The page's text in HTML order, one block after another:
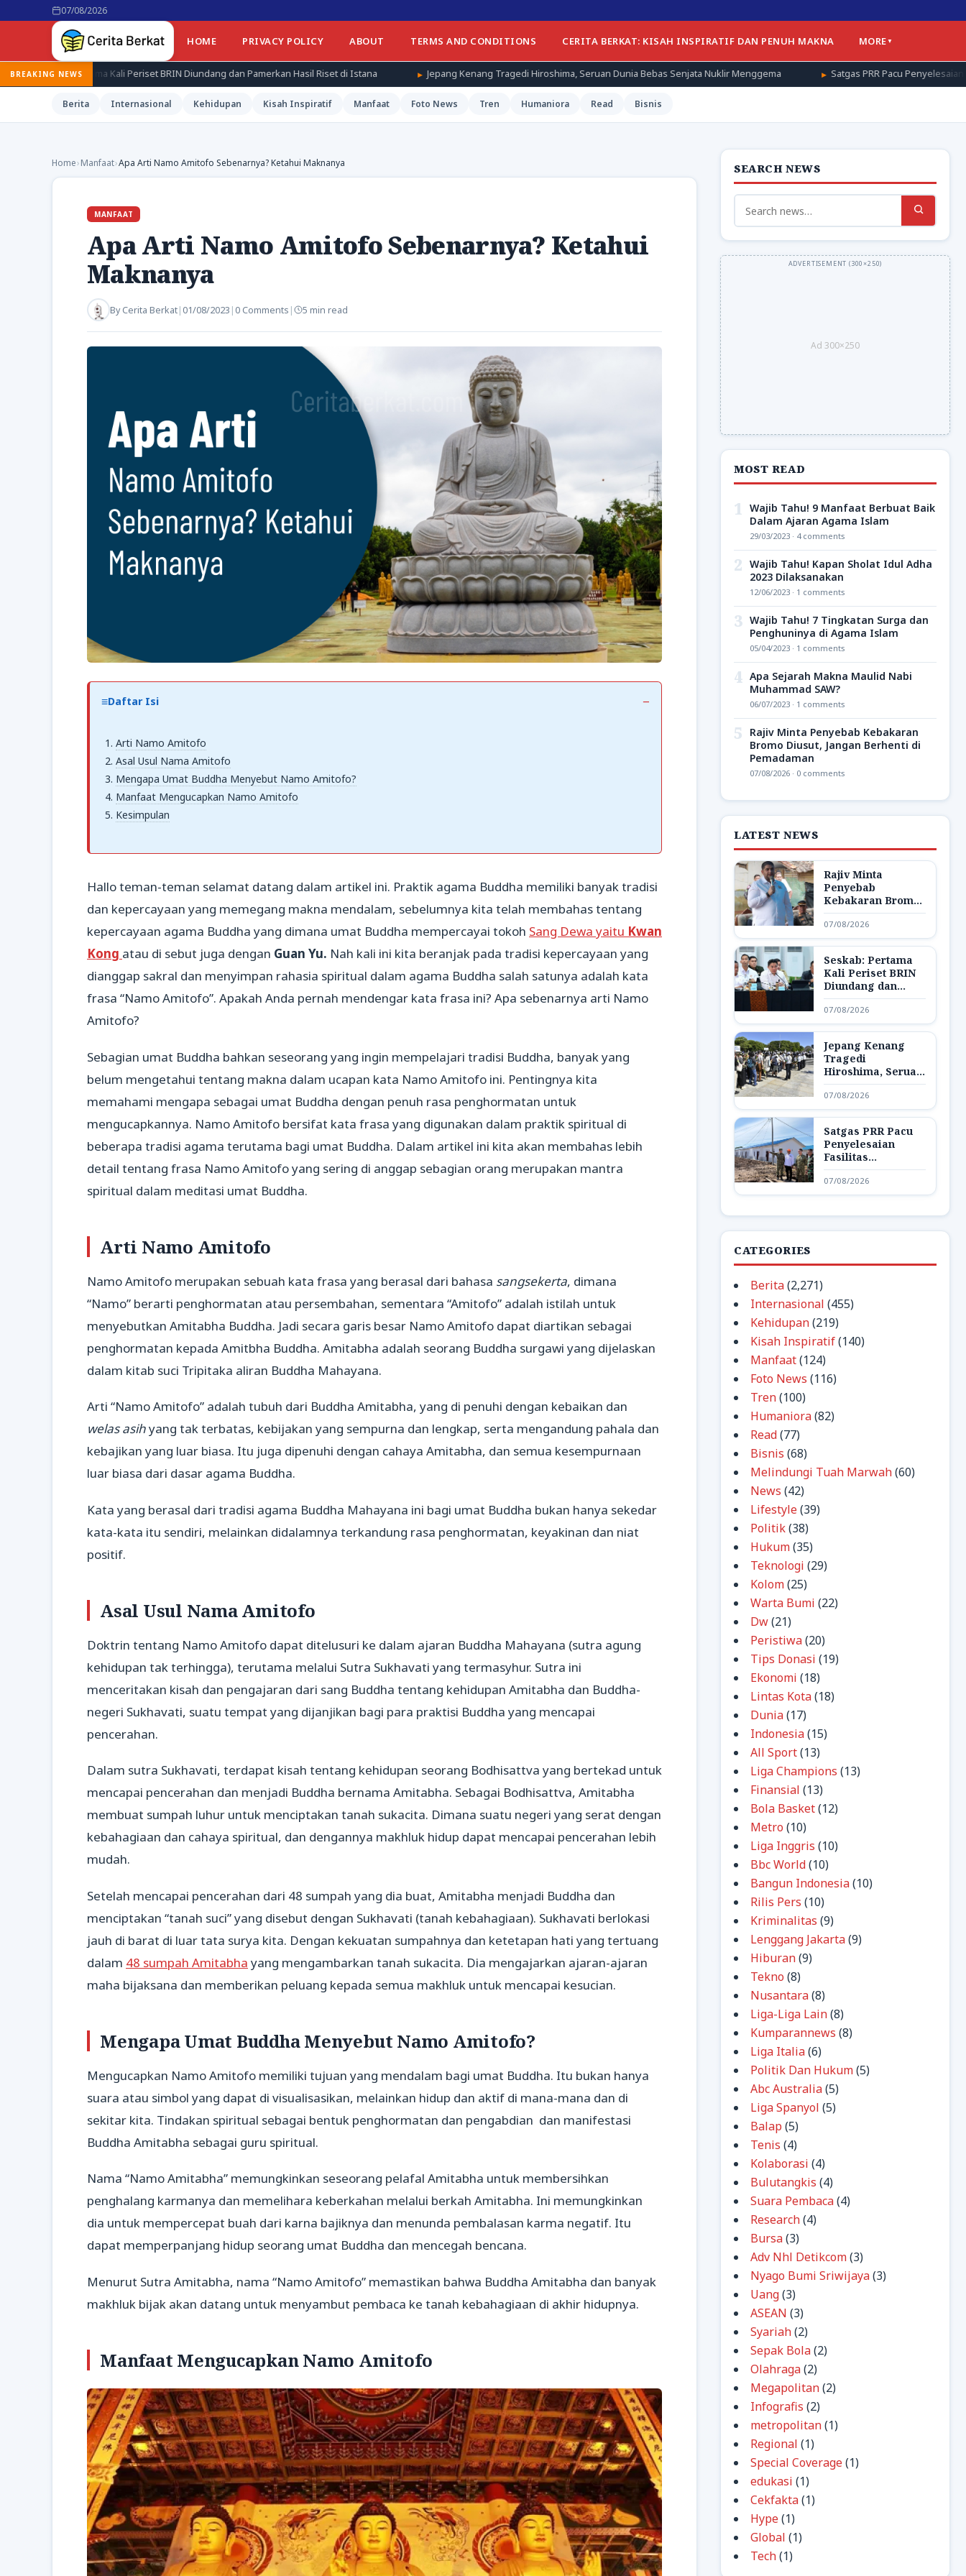
07/08/2026
HOME PRIVACY POLICY ABOUT TERMS AND CONDITIONS CERITA BERKAT: KISAH INSPIRATIF DAN PENUH MAKNA MORE
BREAKING NEWS
Kali Periset BRIN Diundang dan Pamerkan Hasil Riset di Istana Jepang Kenang Tragedi Hiroshima, Seruan Dunia Bebas Senjata Nuklir Menggema Satgas PRR Pacu Penyelesaian Fasilitas Pendukung
Berita Internasional Kehidupan Kisah Inspiratif Manfaat Foto News Tren Humaniora Read Bisnis
Home›Manfaat›Apa Arti Namo Amitofo Sebenarnya? Ketahui Maknanya
MANFAAT
Apa Arti Namo Amitofo Sebenarnya? Ketahui
Maknanya
ByCerita Berkat| 01/08/2023 | 0 Comments | 5 min read
Daftar Isi
Arti Namo Amitofo
Asal Usul Nama Amitofo
Mengapa Umat Buddha Menyebut Namo Amitofo?
Manfaat Mengucapkan Namo Amitofo
Kesimpulan
Hallo teman-teman selamat datang dalam artikel ini. Praktik agama Buddha memiliki banyak tradisi
dan kepercayaan yang memegang makna mendalam, sebelumnya kita telah membahas tentang
kepercayaan agama Buddha yang dimana umat Buddha mempercayai tokoh Sang Dewa yaitu Kwan
Kong atau di sebut juga dengan Guan Yu. Nah kali ini kita beranjak pada tradisi kepercayaan yang
dianggap sakral dan menyimpan rahasia spiritual dalam agama Buddha salah satunya adalah kata
frasa “Namo Amitofo”. Apakah Anda pernah mendengar kata frasa ini? Apa sebenarnya arti Namo
Amitofo?
Sebagian umat Buddha bahkan seseorang yang ingin mempelajari tradisi Buddha, banyak yang
belum mengetahui tentang makna dalam ucapan kata Namo Amitofo ini. Pentingnya kita
memahami mengapa sebagai umat Buddha dengan penuh rasa penghormatan untuk
mengucapkannya. Namo Amitofo bersifat kata frasa yang digunakan dalam praktik spiritual di
beberapa tradisi agama terutama bagi umat Buddha. Dalam artikel ini kita akan membahas lebih
detail tentang frasa Namo Amitofo yang sering di anggap sebagian orang merupakan mantra
spiritual dalam meditasi umat Buddha.
Arti Namo Amitofo
Namo Amitofo merupakan sebuah kata frasa yang berasal dari bahasa sangsekerta, dimana
“Namo” berarti penghormatan atau persembahan, sementara “Amitofo” adalah istilah untuk
menyebutkan Amitabha Buddha. Jadi secara garis besar Namo Amitofo dapat diartikan sebagai
penghormatan kepada Amitbha Buddha. Amitabha adalah seorang Buddha surgawi yang dijelaskan
dalam kitab suci Tripitaka aliran Buddha Mahayana.
Arti “Namo Amitofo” adalah tubuh dari Buddha Amitabha, yang di penuhi dengan kebaikan dan
welas asihyang tak terbatas, kebijakan yang sempurna dan lengkap, serta mengandung pahala dan
kebajikan yang luar biasa. Itu juga dipenuhi dengan cahaya Amitabha, dan semua kesempurnaan
luar biasa dari dasar agama Buddha.
Kata yang berasal dari tradisi agama Buddha Mahayana ini bagi umat Buddha bukan hanya sekedar
kata-kata itu sendiri, melainkan didalamnya terkandung rasa penghormatan, keyakinan dan niat
positif.
Asal Usul Nama Amitofo
Doktrin tentang Namo Amitofo dapat ditelusuri ke dalam ajaran Buddha Mahayana (sutra agung
kehidupan tak terhingga), terutama melalui Sutra Sukhavati yang termasyhur. Sutra ini
menceritakan kisah dan pengajaran dari sang Buddha tentang kehidupan Amitabha dan Buddha-
negeri Sukhavati, suatu tempat yang dijanjikan bagi para praktisi Buddha yang mencapai
pencerahan.
Dalam sutra Sukhavati, terdapat kisah tentang kehidupan seorang Bodhisattva yang bertekad untuk
mencapai pencerahan dan menjadi Buddha bernama Amitabha. Sebagai Bodhisattva, Amitabha
membuat sumpah luhur untuk menciptakan tanah sukacita. Dimana suatu negeri yang serat dengan
kebahagiaan dan cahaya spiritual, dan dengannya makhluk hidup dapat mencapai pencerahan lebih
mudah.
Setelah mencapai pencerahan dari 48 sumpah yang dia buat, Amitabha menjadi Buddha dan
menciptakan “tanah suci” yang disebut dengan Sukhavati (tanah kebahagiaan). Sukhavati berlokasi
jauh di barat di luar tata surya kita. Dengan kekuatan sumpahnya dan ketetapan hati yang tertuang
dalam 48 sumpah Amitabha yang mengambarkan tanah sukacita. Dia mengajarkan ajaran-ajaran
maha bijaksana dan memberikan peluang kepada semua makhluk untuk mencapai kesucian.
Mengapa Umat Buddha Menyebut Namo Amitofo?
Mengucapkan Namo Amitofo memiliki tujuan yang mendalam bagi umat Buddha. Itu bukan hanya
suara atau simbol yang dapat di visualisasikan, melainkan hidup dan aktif di mana-mana dan di
sekitar kita. Tindakan spiritual sebagai bentuk penghormatan dan pengabdian dan manifestasi
Buddha Amitabha sebagai guru spiritual.
Nama “Namo Amitabha” memungkinkan seseorang pelafal Amitabha untuk membersihkan
penghalang karmanya dan memelihara keberkahan melalui berkah Amitabha. Ini memungkinkan
dia untuk mempercepat buah dari karna bajiknya dan menunda pembalasan karma negatif. Itu
dapat memperpanjang hidup seorang umat Buddha dan mencegah bencana.
Menurut Sutra Amitabha, nama “Namo Amitofo” memastikan bahwa Buddha Amitabha dan banyak
makhluk bijak akan datang untuk menyambut pembaca ke tanah kebahagiaan di akhir hidupnya.
Manfaat Mengucapkan Namo Amitofo
SEARCH NEWS
Search
for:
Ad 300×250
MOST READ
1 Wajib Tahu! 9 Manfaat Berbuat Baik
Dalam Ajaran Agama Islam
29/03/2023 · 4 comments
2 Wajib Tahu! Kapan Sholat Idul Adha
2023 Dilaksanakan
12/06/2023 · 1 comments
3 Wajib Tahu! 7 Tingkatan Surga dan
Penghuninya di Agama Islam
05/04/2023 · 1 comments
4 Apa Sejarah Makna Maulid Nabi
Muhammad SAW?
06/07/2023 · 1 comments
5
Rajiv Minta Penyebab Kebakaran
Bromo Diusut, Jangan Berhenti di
Pemadaman
07/08/2026 · 0 comments
LATEST NEWS
Rajiv Minta
Penyebab
Kebakaran Bromo
Diusut, Jangan
Berhenti di
Pemadaman
07/08/2026
Seskab: Pertama
Kali Periset BRIN
Diundang dan
Pamerkan Hasil
Riset di Istana
07/08/2026
Jepang Kenang
Tragedi
Hiroshima, Seruan
Dunia Bebas
Senjata Nuklir
Menggema
07/08/2026
Satgas PRR Pacu
Penyelesaian
Fasilitas
Pendukung Huntap
di Aceh Tamiang
07/08/2026
CATEGORIES
Berita(2,271)
Internasional (455)
Kehidupan(219)
Kisah Inspiratif(140)
Manfaat(124)
Foto News (116)
Tren(100)
Humaniora(82)
Read(77)
Bisnis (68)
Melindungi Tuah Marwah(60)
News (42)
Lifestyle(39)
Politik(38)
Hukum(35)
Teknologi (29)
Kolom(25)
Warta Bumi (22)
Dw(21)
Peristiwa(20)
Tips Donasi (19)
Ekonomi (18)
Lintas Kota(18)
Dunia(17)
Indonesia(15)
All Sport(13)
Liga Champions (13)
Finansial (13)
Bola Basket(12)
Metro (10)
Liga Inggris (10)
Bbc World(10)
Bangun Indonesia(10)
Rilis Pers (10)
Kriminalitas (9)
Lenggang Jakarta(9)
Hiburan(9)
Tekno (8)
Nusantara(8)
Liga-Liga Lain(8)
Kumparannews (8)
Liga Italia(6)
Politik Dan Hukum(5)
Abc Australia(5)
Liga Spanyol (5)
Balap (5)
Tenis (4)
Kolaborasi (4)
Bulutangkis (4)
Suara Pembaca(4)
Research(4)
Bursa(3)
Adv Nhl Detikcom(3)
Nyago Bumi Sriwijaya(3)
Uang(3)
ASEAN (3)
Syariah(2)
Sepak Bola(2)
Olahraga(2)
Megapolitan(2)
Infografis (2)
metropolitan(1)
Regional (1)
Special Coverage(1)
edukasi (1)
Cekfakta(1)
Hype(1)
Global (1)
Tech(1)